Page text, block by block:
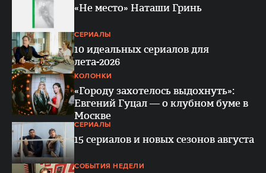
«Не место» Наташи Гринь
СЕРИАЛЫ
10 идеальных сериалов для
лета-2026
КОЛОНКИ
«Городу захотелось выдохнуть»:
Евгений Гуцал — о клубном буме в
Москве
СЕРИАЛЫ
15 сериалов и новых сезонов августа
СОБЫТИЯ НЕДЕЛИ